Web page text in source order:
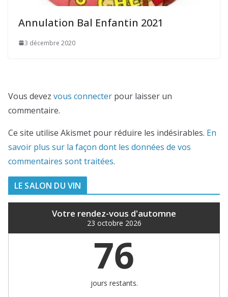
Annulation Bal Enfantin 2021
3 décembre 2020
Vous devez vous connecter pour laisser un
commentaire.
Ce site utilise Akismet pour réduire les indésirables. En
savoir plus sur la façon dont les données de vos
commentaires sont traitées.
LE SALON DU VIN
Votre rendez-vous d'automne
23 octobre 2026
76
jours restants.